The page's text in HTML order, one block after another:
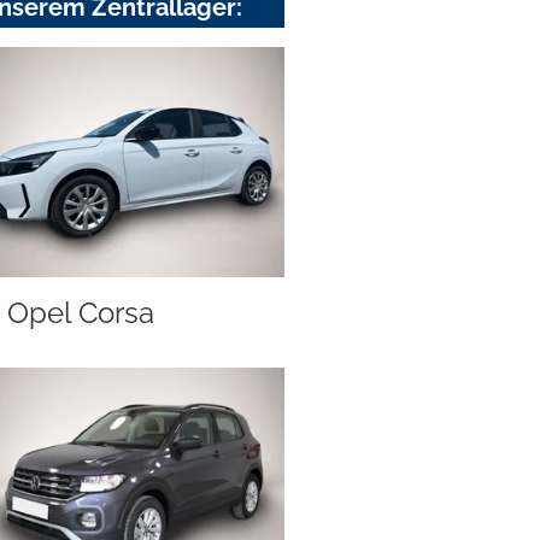
Zentrallager:
Opel Corsa